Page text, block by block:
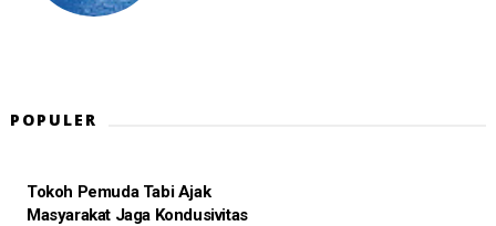
POPULER
Tokoh Pemuda Tabi Ajak
Masyarakat Jaga Kondusivitas